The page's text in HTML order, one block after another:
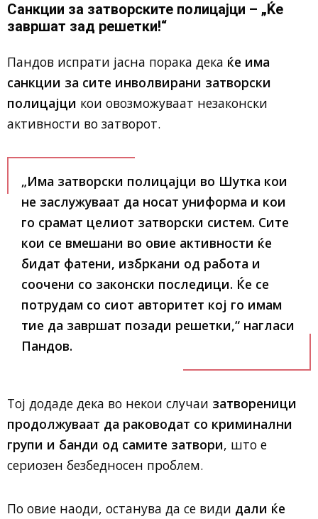
Санкции за затворските полицајци – „Ќе
завршат зад решетки!“
Пандов испрати јасна порака дека ќе има
санкции за сите инволвирани затворски
полицајци кои овозможуваат незаконски
активности во затворот.
„Има затворски полицајци во Шутка кои
не заслужуваат да носат униформа и кои
го срамат целиот затворски систем. Сите
кои се вмешани во овие активности ќе
бидат фатени, избркани од работа и
соочени со законски последици. Ќе се
потрудам со сиот авторитет кој го имам
тие да завршат позади решетки,“ нагласи
Пандов.
Тој додаде дека во некои случаи затвореници
продолжуваат да раководат со криминални
групи и банди од самите затвори, што е
сериозен безбедносен проблем.
По овие наоди, останува да се види дали ќе